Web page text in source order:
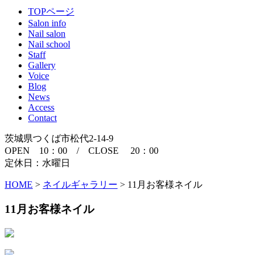
TOPページ
Salon info
Nail salon
Nail school
Staff
Gallery
Voice
Blog
News
Access
Contact
茨城県つくば市松代2-14-9
OPEN 10：00 / CLOSE 20：00
定休日：水曜日
HOME > ネイルギャラリー > 11月お客様ネイル
11月お客様ネイル